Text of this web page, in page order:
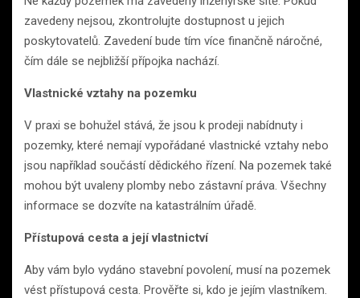
zavedeny nejsou, zkontrolujte dostupnost u jejich
poskytovatelů. Zavedení bude tím více finančně náročné,
čím dále se nejbližší přípojka nachází.
Vlastnické vztahy na pozemku
V praxi se bohužel stává, že jsou k prodeji nabídnuty i
pozemky, které nemají vypořádané vlastnické vztahy nebo
jsou například součástí dědického řízení. Na pozemek také
mohou být uvaleny plomby nebo zástavní práva. Všechny
informace se dozvíte na katastrálním úřadě.
Přístupová cesta a její vlastnictví
Aby vám bylo vydáno stavební povolení, musí na pozemek
vést přístupová cesta. Prověřte si, kdo je jejím vlastníkem.